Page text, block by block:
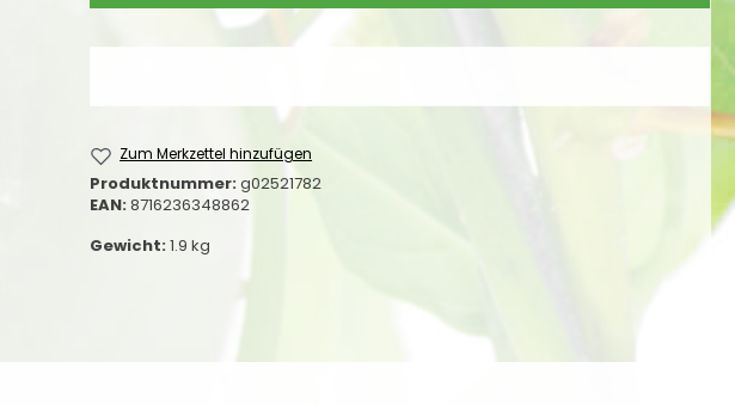
Zum Merkzettel hinzufügen
Produktnummer: g02521782
EAN: 8716236348862
Gewicht: 1.9 kg